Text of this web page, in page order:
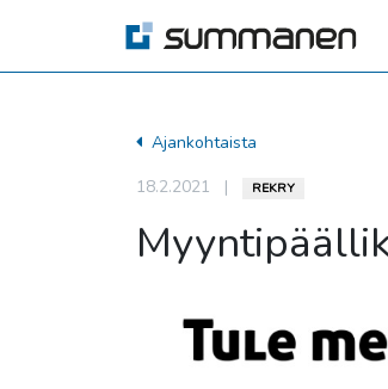
Ajankohtaista
18.2.2021
| REKRY